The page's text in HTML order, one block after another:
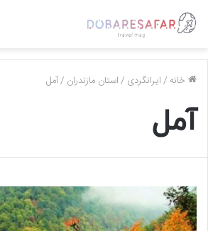
خانه /ایرانگردی /استان مازندران /آمل
آمل